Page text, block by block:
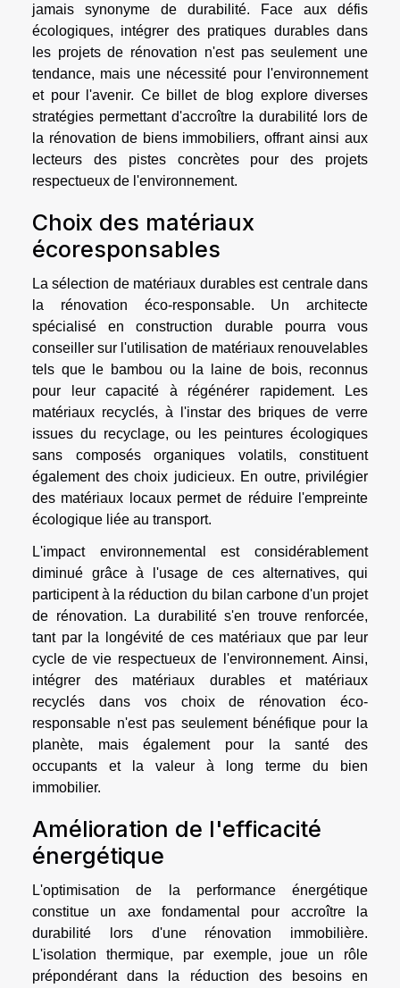
jamais synonyme de durabilité. Face aux défis
écologiques, intégrer des pratiques durables dans
les projets de rénovation n'est pas seulement une
tendance, mais une nécessité pour l'environnement
et pour l'avenir. Ce billet de blog explore diverses
stratégies permettant d'accroître la durabilité lors de
la rénovation de biens immobiliers, offrant ainsi aux
lecteurs des pistes concrètes pour des projets
respectueux de l'environnement.
Choix des matériaux
écoresponsables
La sélection de matériaux durables est centrale dans
la rénovation éco-responsable. Un architecte
spécialisé en construction durable pourra vous
conseiller sur l'utilisation de matériaux renouvelables
tels que le bambou ou la laine de bois, reconnus
pour leur capacité à régénérer rapidement. Les
matériaux recyclés, à l'instar des briques de verre
issues du recyclage, ou les peintures écologiques
sans composés organiques volatils, constituent
également des choix judicieux. En outre, privilégier
des matériaux locaux permet de réduire l'empreinte
écologique liée au transport.
L'impact environnemental est considérablement
diminué grâce à l'usage de ces alternatives, qui
participent à la réduction du bilan carbone d'un projet
de rénovation. La durabilité s'en trouve renforcée,
tant par la longévité de ces matériaux que par leur
cycle de vie respectueux de l'environnement. Ainsi,
intégrer des matériaux durables et matériaux
recyclés dans vos choix de rénovation éco-
responsable n'est pas seulement bénéfique pour la
planète, mais également pour la santé des
occupants et la valeur à long terme du bien
immobilier.
Amélioration de l'efficacité
énergétique
L'optimisation de la performance énergétique
constitue un axe fondamental pour accroître la
durabilité lors d'une rénovation immobilière.
L'isolation thermique, par exemple, joue un rôle
prépondérant dans la réduction des besoins en